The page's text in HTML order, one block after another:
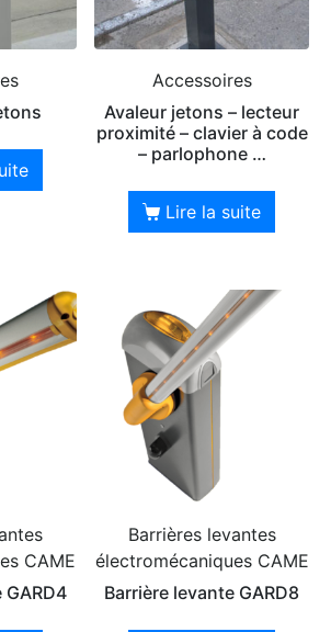
Accessoires
Avaleur jetons – lecteur
proximité – clavier à code
– parlophone …
Lire la suite
CAME
Barrières levantes
électromécaniques CAME
Barrière levante GARD8